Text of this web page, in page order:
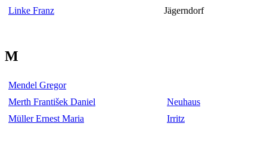
Linke Franz Jägerndorf
M
Mendel Gregor
Merth František Daniel
Neuhaus
Müller Ernest Maria
Irritz